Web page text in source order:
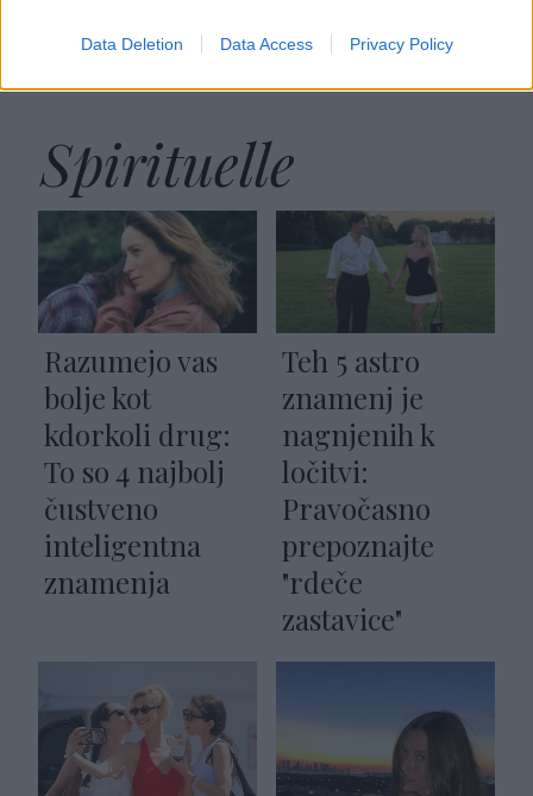
Data Deletion Data Access Privacy Policy
Spirituelle
Razumejo vas
bolje kot
kdorkoli drug:
To so 4 najbolj
čustveno
inteligentna
znamenja
Teh 5 astro
znamenj je
nagnjenih k
ločitvi:
Pravočasno
prepoznajte
"rdeče
zastavice"